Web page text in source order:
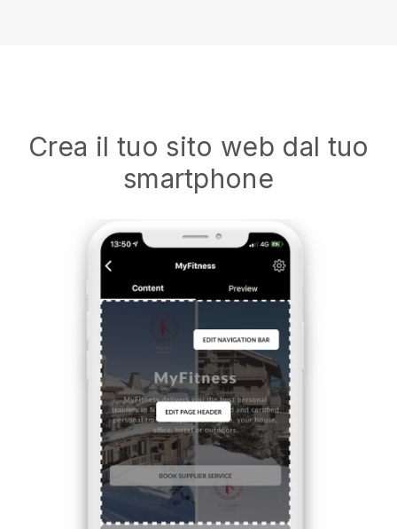
Crea il tuo sito web dal tuo
smartphone